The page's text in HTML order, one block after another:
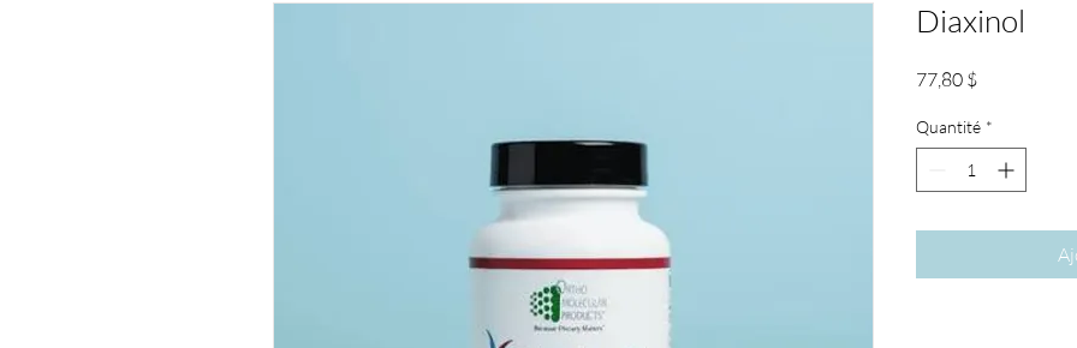
Diaxinol
77,80 $Prix
Quantité *